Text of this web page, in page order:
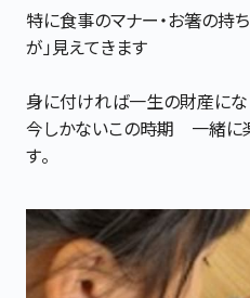
特に食事のマナー・お箸の持
が」見えてきます
身に付ければ一生の財産にな
今しかないこの時期 一緒に
す。